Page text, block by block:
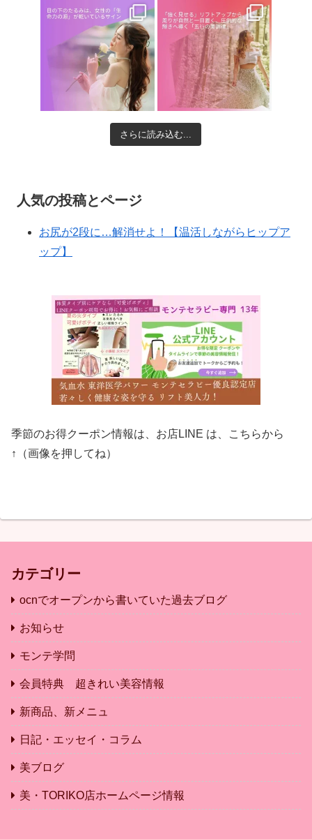
さらに読み込む...
人気の投稿とページ
お尻が2段に…解消せよ！【温活しながらヒップア
ップ】
季節のお得クーポン情報は、お店LINE は、こちらから
↑（画像を押してね）
カテゴリー
ocnでオープンから書いていた過去ブログ
お知らせ
モンテ学問
会員特典 超きれい美容情報
新商品、新メニュ
日記・エッセイ・コラム
美ブログ
美・TORIKO店ホームページ情報